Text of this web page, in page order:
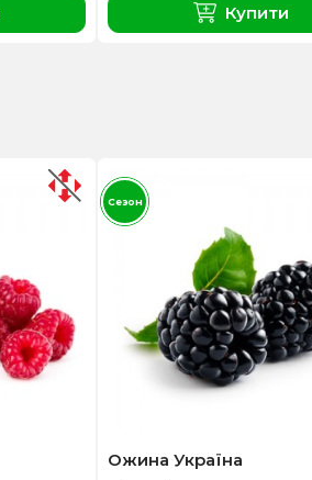
Купити
Ожина Україна
Сезон